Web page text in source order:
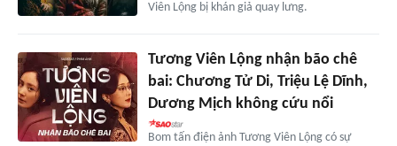
Viên Lộng bị khán giả quay lưng.
Tương Viên Lộng nhận bão chê
bai: Chương Tử Di, Triệu Lệ Dĩnh,
Dương Mịch không cứu nổi
Bom tấn điện ảnh Tương Viên Lộng có sự